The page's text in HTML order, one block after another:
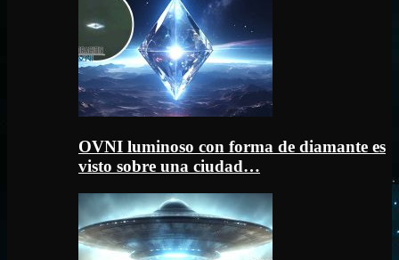
OVNI luminoso con forma de diamante es
visto sobre una ciudad…